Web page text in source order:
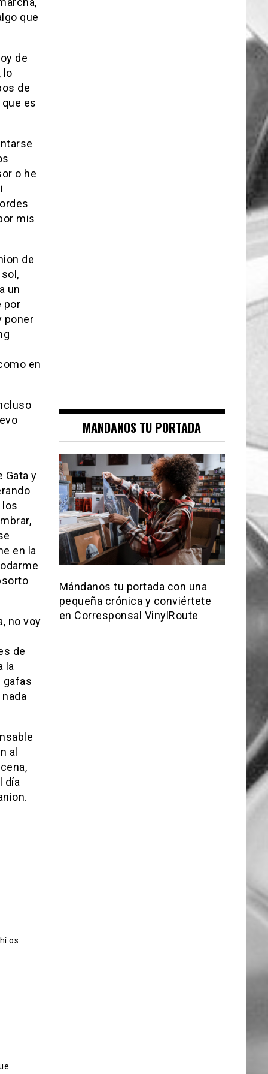
que
de
lo
de
es
o he
mis
de
un
por
poner
en
Gata y
en la
no voy
de
la
gafas
al
día
os
MANDANOS TU PORTADA
Mándanos tu portada con una
pequeña crónica y conviértete
en Corresponsal VinylRoute